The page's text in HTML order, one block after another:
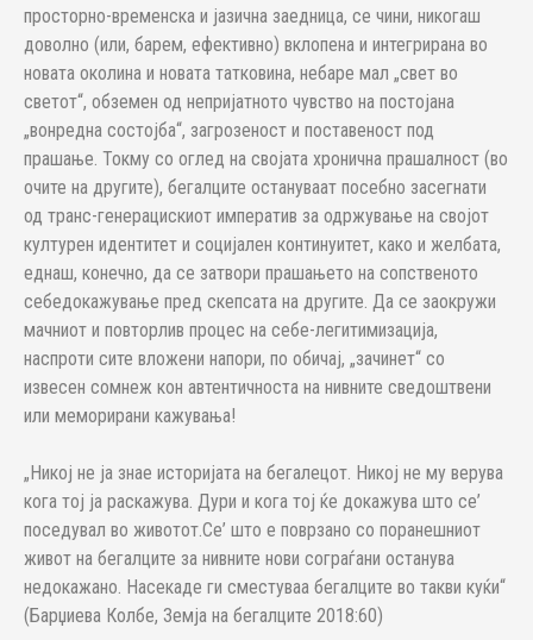
просторно-временска и јазична заедница, се чини, никогаш
доволно (или, барем, ефективно) вклопена и интегрирана во
новата околина и новата татковина, небаре мал „свет во
светот“, обземен од непријатното чувство на постојана
„вонредна состојба“, загрозеност и поставеност под
прашање. Токму со оглед на својата хронична прашалност (во
очите на другите), бегалците остануваат посебно засегнати
од транс-генерацискиот императив за одржување на својот
културен идентитет и социјален континуитет, како и желбата,
еднаш, конечно, да се затвори прашањето на сопственото
себедокажување пред скепсата на другите. Да се заокружи
мачниот и повторлив процес на себе-легитимизација,
наспроти сите вложени напори, по обичај, „зачинет“ со
извесен сомнеж кон автентичноста на нивните сведоштвени
или меморирани кажувања!
„Никој не ја знае историјата на бегалецот. Никој не му верува
кога тој ја раскажува. Дури и кога тој ќе докажува што се’
поседувал во животот.Се’ што е поврзано со поранешниот
живот на бегалците за нивните нови сограѓани останува
недокажано. Насекаде ги сместуваа бегалците во такви куќи“
(Барџиева Колбе, Земја на бегалците 2018:60)